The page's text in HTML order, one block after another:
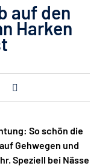
auf den
Harken
So schön die
Gehwegen und
Speziell bei Nässe